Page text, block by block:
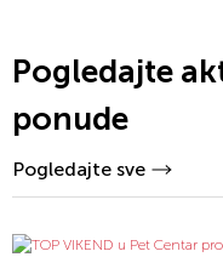
Pogledajte
ponude
Pogledajte sve